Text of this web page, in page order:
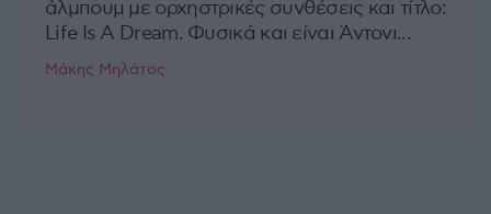
άλμπουμ με ορχηστρικές συνθέσεις και τίτλο:
Life Is A Dream. Φυσικά και είναι Άντονι...
Μάκης Μηλάτος